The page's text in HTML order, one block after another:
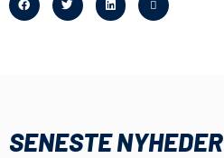
SENESTE NYHEDER